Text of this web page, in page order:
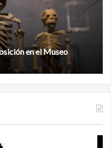
al norte de la biosfera de